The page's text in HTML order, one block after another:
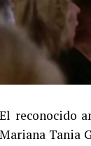
El reconocido
Mariana Tania